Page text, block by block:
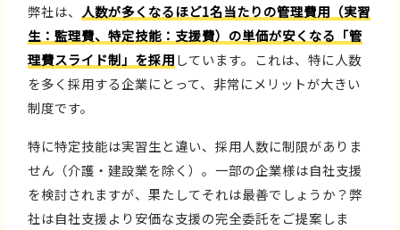
弊社は、 人数が多くなるほど1名当たりの管理費用（実習
生：監理費、特定技能：支援費）の単価が安くなる「管
理費スライド制」を採用しています。これは、特に人数
を多く採用する企業にとって、非常にメリットが大きい
制度です。
特に特定技能は実習生と違い、採用人数に制限がありま
せん（介護・建設業を除く）。一部の企業様は自社支援
を検討されますが、果たしてそれは最善でしょうか？弊
社は自社支援より安価な支援の完全委託をご提案しま